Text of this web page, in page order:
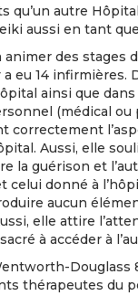
qu’un autre
aussi en tant
animer des stages
eu 14 infirmières.
ainsi que
(médical ou
correctement
Aussi, elle
la guérison et
donné à
aucun
elle attire
à accéder à
thérapeutes du